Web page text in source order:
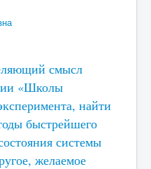
смысл
«Школы
найти
быстрейшего
системы
желаемое